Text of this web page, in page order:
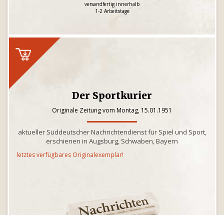
versandfertig innerhalb
1-2 Arbeitstage
Der Sportkurier
Originale Zeitung vom Montag, 15.01.1951
aktueller Süddeutscher Nachrichtendienst für Spiel und Sport,
erschienen in Augsburg, Schwaben, Bayern
letztes verfügbares Originalexemplar!